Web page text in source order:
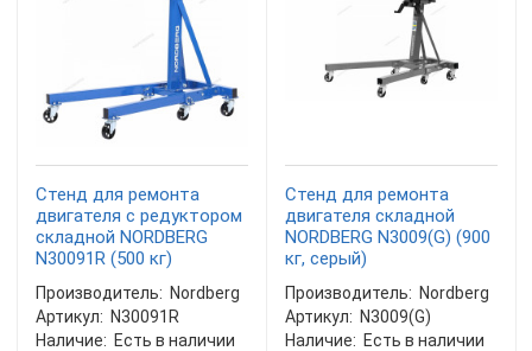
Стенд для ремонта
двигателя с редуктором
складной NORDBERG
N30091R (500 кг)
Производитель: Nordberg
Артикул: N30091R
Наличие: Есть в наличии
Стенд для ремонта
двигателя складной
NORDBERG N3009(G) (900
кг, серый)
Производитель: Nordberg
Артикул: N3009(G)
Наличие: Есть в наличии